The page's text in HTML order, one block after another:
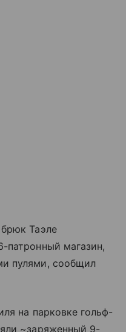
Таэле
патронный магазин,
пулями, сообщил
на парковке гольф-
~заряженный 9-